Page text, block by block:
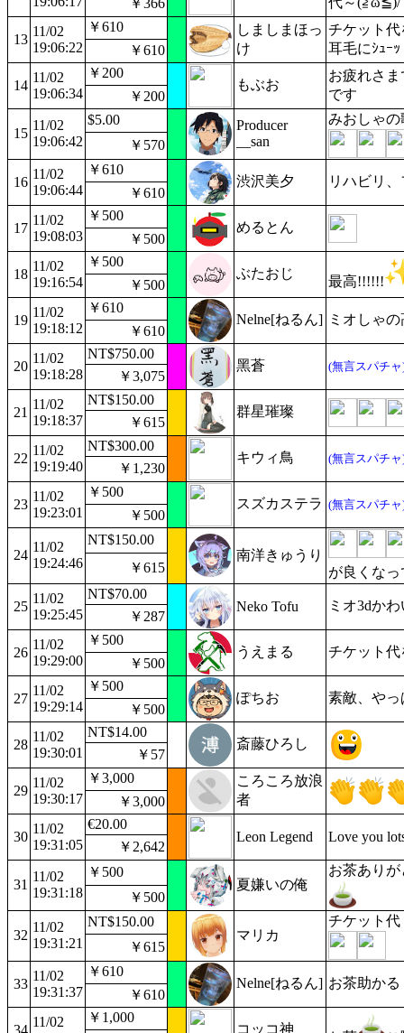
￥366
13
11/02
19:06:22
￥610
しましまほっ
け
チケット
耳毛にｼｭｰｯ
￥610
14
11/02
19:06:34
￥200
もぶお
お疲れさ
です
￥200
15
11/02
19:06:42
$5.00
Producer
__san
みおしゃ
￥570
16
11/02
19:06:44
￥610
渋沢美夕 リハビリ
￥610
17
11/02
19:08:03
￥500
めるとん
￥500
18
11/02
19:16:54
￥500
ぶたおじ
最高!!!!!!
￥500
19
11/02
19:18:12
￥610
Nelne[ねるん] ミオしゃ
￥610
20
11/02
19:18:28
NT$750.00
黑蒼 (無言スパチャ
￥3,075
21
11/02
19:18:37
NT$150.00
群星璀璨
￥615
22
11/02
19:19:40
NT$300.00
キウィ鳥 (無言スパチャ
￥1,230
23
11/02
19:23:01
￥500
スズカステラ (無言スパチャ
￥500
24
11/02
19:24:46
NT$150.00
南洋きゅうり
が良くな
￥615
25
11/02
19:25:45
NT$70.00
Neko Tofu
ミオ3dか
￥287
26
11/02
19:29:00
￥500
うえまる チケット代
￥500
27
11/02
19:29:14
￥500
ぽちお 素敵、や
￥500
28
11/02
19:30:01
NT$14.00
斎藤ひろし
￥57
29
11/02
19:30:17
￥3,000
ころころ放浪
者
￥3,000
30
11/02
19:31:05
€20.00
Leon Legend
Love you
￥2,642
31
11/02
19:31:18
￥500
夏嫌いの俺
お茶あり
￥500
32
11/02
19:31:21
NT$150.00
マリカ
チケット
￥615
33
11/02
19:31:37
￥610
Nelne[ねるん] お茶助かる
￥610
34
11/02
￥1,000
コッコ神